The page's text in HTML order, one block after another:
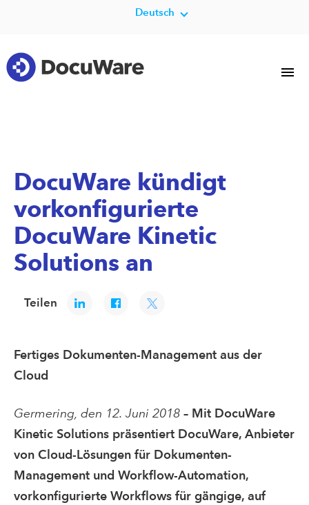
Deutsch
DocuWare kündigt
vorkonfigurierte
DocuWare Kinetic
Solutions an
Teilen
Fertiges Dokumenten-Management aus der
Cloud
Germering, den 12. Juni 2018 – Mit DocuWare
Kinetic Solutions präsentiert DocuWare, Anbieter
von Cloud-Lösungen für Dokumenten-
Management und Workflow-Automation,
vorkonfigurierte Workflows für gängige, auf